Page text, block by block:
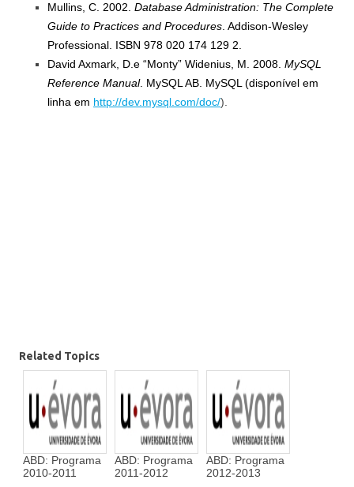
Mullins, C. 2002. Database Administration: The Complete
Guide to Practices and Procedures . Addison-Wesley
Professional. ISBN 978 020 174 129 2.
David Axmark, D.e “Monty” Widenius, M. 2008. MySQL
Reference Manual. MySQL AB. MySQL (disponível em
linha em http://dev.mysql.com/doc/).
Related Topics
ABD: Programa
2010-2011
ABD: Programa
2011-2012
ABD: Programa
2012-2013